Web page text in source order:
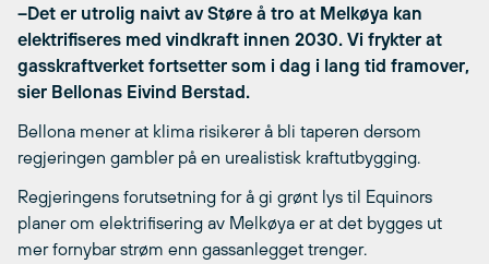
–Det er utrolig naivt av Støre å tro at Melkøya kan
elektrifiseres med vindkraft innen 2030. Vi frykter at
gasskraftverket fortsetter som i dag i lang tid framover,
sier Bellonas Eivind Berstad.
Bellona mener at klima risikerer å bli taperen dersom
regjeringen gambler på en urealistisk kraftutbygging.
Regjeringens forutsetning for å gi grønt lys til Equinors
planer om elektrifisering av Melkøya er at det bygges ut
mer fornybar strøm enn gassanlegget trenger.